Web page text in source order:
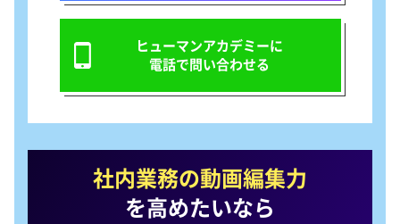
ヒューマンアカデミーに
電話で問い合わせる
社内業務の動画編集力
を高めたいなら